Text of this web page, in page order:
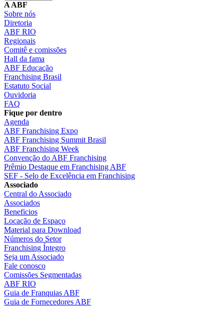
A ABF
Sobre nós
Diretoria
ABF RIO
Regionais
Comitê e comissões
Hall da fama
ABF Educação
Franchising Brasil
Estatuto Social
Ouvidoria
FAQ
Fique por dentro
Agenda
ABF Franchising Expo
ABF Franchising Summit Brasil
ABF Franchising Week
Convenção do ABF Franchising
Prêmio Destaque em Franchising ABF
SEF - Selo de Excelência em Franchising
Associado
Central do Associado
Associados
Beneficios
Locação de Espaço
Material para Download
Números do Setor
Franchising Íntegro
Seja um Associado
Fale conosco
Comissões Segmentadas
ABF RIO
Guia de Franquias ABF
Guia de Fornecedores ABF